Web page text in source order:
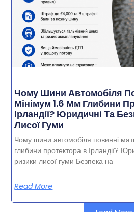
Чому Шини Автомобіля
Мінімум 1.6 Мм Глибини
Ірландії? Юридичні Та
Лисої Гуми
Чому шини автомобіля повинні
глибини протектора в Ірландії?
ризики лисої гуми Безпека на
Read More